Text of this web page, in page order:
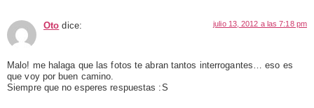
Oto dice: julio 13, 2012 a las 7:18 pm
Malo! me halaga que las fotos te abran tantos interrogantes… eso es
que voy por buen camino.
Siempre que no esperes respuestas :S